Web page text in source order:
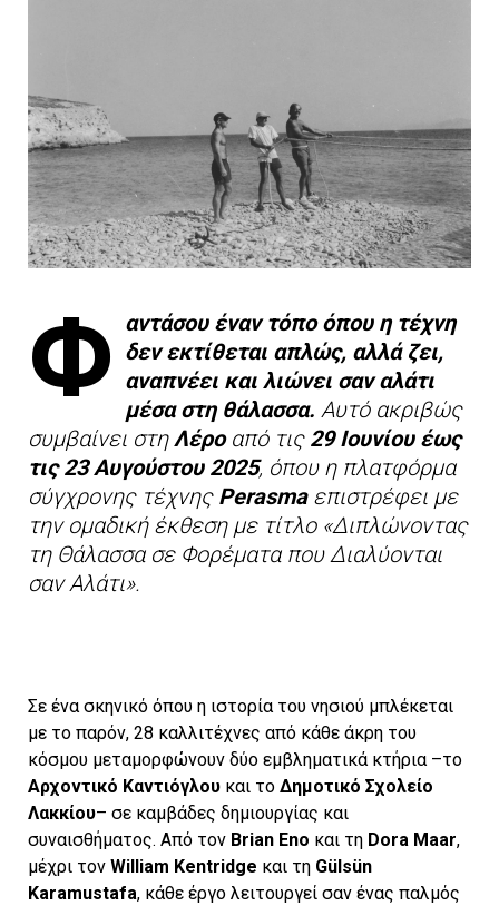
Φ αντάσου έναν τόπο όπου η τέχνη
δεν εκτίθεται απλώς, αλλά ζει,
αναπνέει και λιώνει σαν αλάτι
μέσα στη θάλασσα. Αυτό ακριβώς
συμβαίνει στηΛέροαπό τις29 Ιουνίου έως
τις 23 Αυγούστου 2025, όπου η πλατφόρμα
σύγχρονης τέχνης Perasmaεπιστρέφει με
την ομαδική έκθεση με τίτλο «Διπλώνοντας
τη Θάλασσα σε Φορέματα που Διαλύονται
σαν Αλάτι».
Σε ένα σκηνικό όπου η ιστορία του νησιού μπλέκεται
με το παρόν, 28 καλλιτέχνες από κάθε άκρη του
κόσμου μεταμορφώνουν δύο εμβληματικά κτήρια –το
Αρχοντικό Καντιόγλου και το Δημοτικό Σχολείο
Λακκίου– σε καμβάδες δημιουργίας και
συναισθήματος. Από τον Brian Eno και τη Dora Maar,
μέχρι τον William Kentridge και τη Gülsün
Karamustafa, κάθε έργο λειτουργεί σαν ένας παλμός